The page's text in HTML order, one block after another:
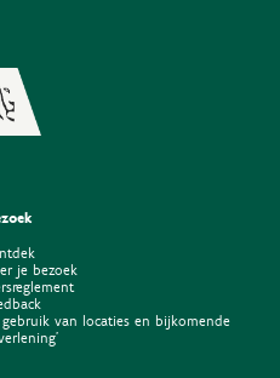
je bezoek
van locaties en bijkomende